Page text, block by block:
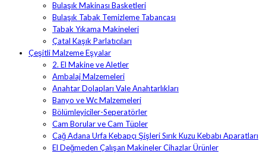
Bulaşık Makinası Basketleri
Bulaşık Tabak Temizleme Tabancası
Tabak Yıkama Makineleri
Çatal Kaşık Parlatıcıları
Çeşitli Malzeme Eşyalar
2. El Makine ve Aletler
Ambalaj Malzemeleri
Anahtar Dolapları Vale Anahtarlıkları
Banyo ve Wc Malzemeleri
Bölümleyiciler-Seperatörler
Cam Borular ve Cam Tüpler
Cağ Adana Urfa Kebapçı Şişleri Sırık Kuzu Kebabı Aparatları
El Değmeden Çalışan Makineler Cihazlar Ürünler